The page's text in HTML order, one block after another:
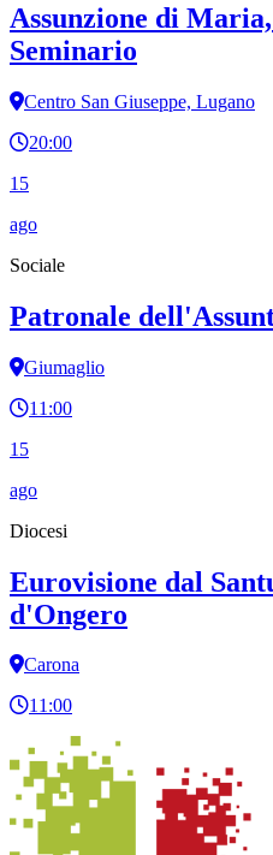
Assunzione di
Seminario
Centro San Giuseppe, Lugano
20:00
15
ago
Sociale
Patronale
Giumaglio
11:00
15
ago
Diocesi
Eurovisione dal
d'Ongero
Carona
11:00